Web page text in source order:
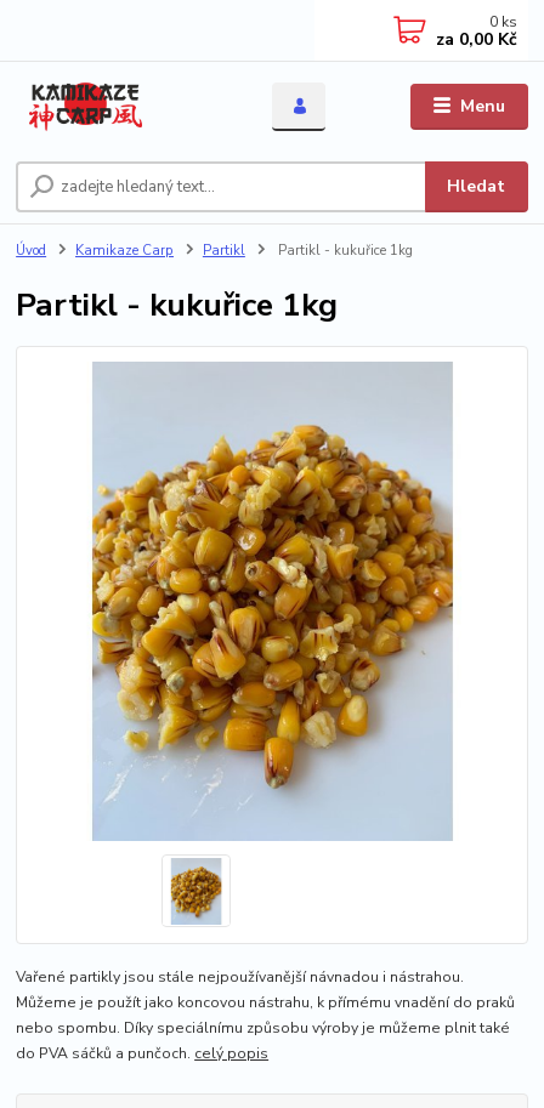
Menu
Hledat
0 ks
za 0,00 Kč
Úvod Kamikaze Carp Partikl Partikl - kukuřice 1kg
Partikl - kukuřice 1kg
Vařené partikly jsou stále nejpoužívanější návnadou i nástrahou.
Můžeme je použít jako koncovou nástrahu, k přímému vnadění do praků
nebo spombu. Díky speciálnímu způsobu výroby je můžeme plnit také
do PVA sáčků a punčoch. celý popis